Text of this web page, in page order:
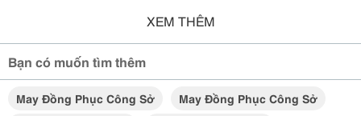
XEM THÊM
Bạn có muốn tìm thêm
May Đồng Phục Công Sở
May Đồng Phục Công Sở